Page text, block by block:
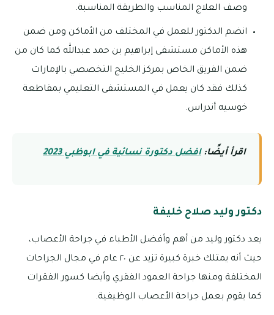
وصف العلاج المناسب والطريقة المناسبة.
انضم الدكتور للعمل في المختلف من الأماكن ومن ضمن
هذه الأماكن مستشفى إبراهيم بن حمد عبدالله كما كان من
ضمن الفريق الخاص بمركز الخليج التخصصي بالإمارات
كذلك فقد كان يعمل في المستشفى التعليمي بمقاطعة
خوسيه أندراس.
اقرأ أيضًا:افضل دكتورة نسائية في ابوظبي 2023
دكتور وليد صلاح خليفة
يعد دكتور وليد من أهم وأفضل الأطباء في جراحة الأعصاب،
حيث أنه يمتلك خبرة كبيرة تزيد عن ٢٠ عام في مجال الجراحات
المختلفة ومنها جراحة العمود الفقري وأيضا كسور الفقرات
كما يقوم بعمل جراحة الأعصاب الوظيفية.